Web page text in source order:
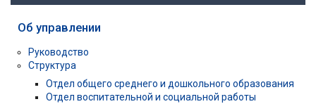
Об управлении
Руководство
Структура
Отдел общего среднего и дошкольного образования
Отдел воспитательной и социальной работы